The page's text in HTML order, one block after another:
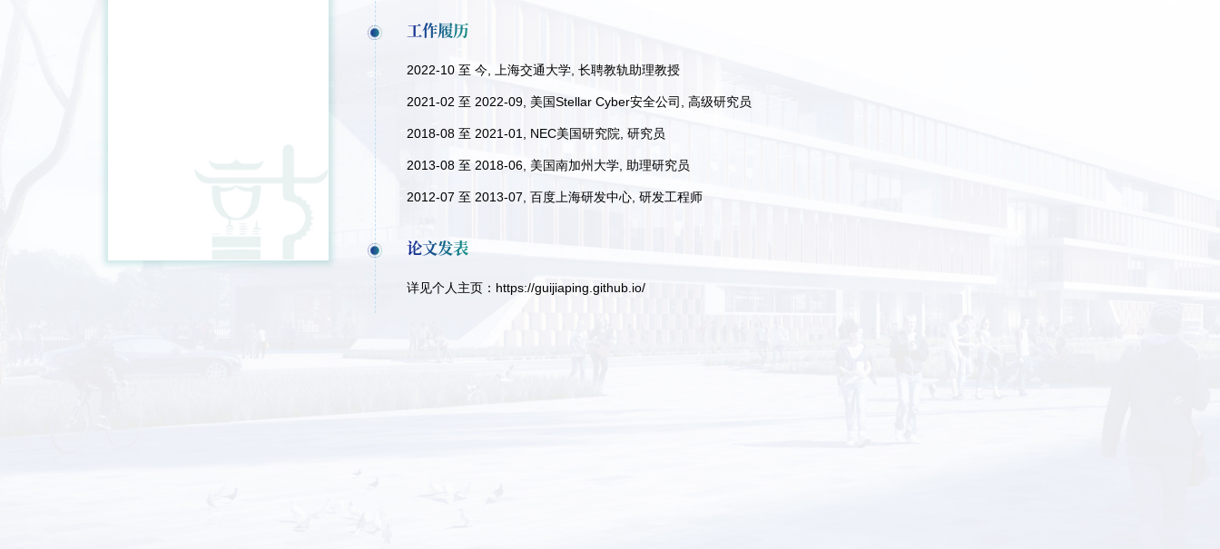
工作履历
2022-10 至 今 , 上海交通大学, 长聘教轨助理教授
2021-02 至 2022-09, 美国Stellar Cyber安全公司, 高级研究员
2018-08 至 2021-01, NEC美国研究院, 研究员
2013-08 至 2018-06, 美国南加州大学, 助理研究员
2012-07 至 2013-07, 百度上海研发中心, 研发工程师
论文发表
详见个人主页： https://guijiaping.github.io/